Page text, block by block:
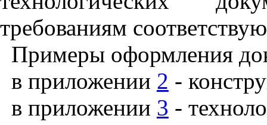
требованиям
Примеры оформления
в приложении 2 -
в приложении 3 -